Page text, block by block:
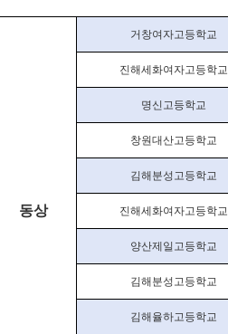
동상
거창여자고등학교
진해세화여자고등학교
명신고등학교
창원대산고등학교
김해분성고등학교
진해세화여자고등학교
양산제일고등학교
김해분성고등학교
김해율하고등학교